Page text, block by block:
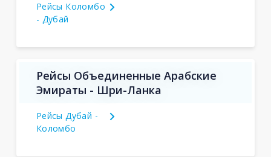
Рейсы Коломбо
- Дубай
Рейсы Объединенные Арабские
Эмираты - Шри-Ланка
Рейсы Дубай -
Коломбо